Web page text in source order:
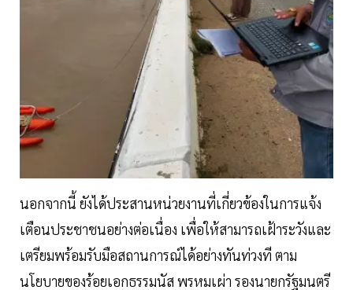
นอกจากนี้ ยังได้ประสานหน่วยงานที่เกี่ยวข้องในการแจ้ง
เตือนประชาชนอย่างต่อเนื่อง เพื่อให้สามารถเฝ้าระวังและ
เตรียมพร้อมรับมือสถานการณ์ได้อย่างทันท่วงที ตาม
นโยบายของร้อยเอกธรรมนัส พรหมเผ่า รองนายกรัฐมนตรี